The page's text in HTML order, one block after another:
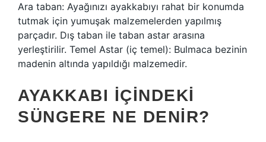
Ara taban: Ayağınızı ayakkabıyı rahat bir konumda
tutmak için yumuşak malzemelerden yapılmış
parçadır. Dış taban ile taban astar arasına
yerleştirilir. Temel Astar (iç temel): Bulmaca bezinin
madenin altında yapıldığı malzemedir.
AYAKKABI IÇINDEKI
SÜNGERE NE DENIR?